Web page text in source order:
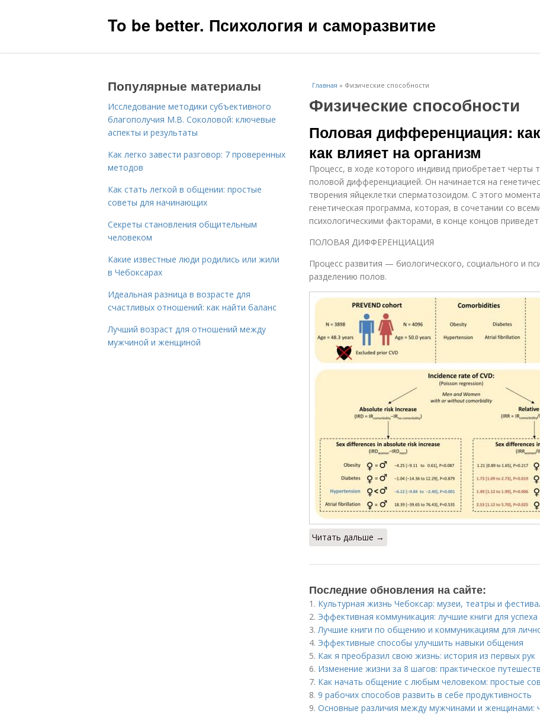
To be better. Психология и саморазвитие
Главная » Физические способности
Физические способности
Половая дифференциация:
как влияет на организм
Процесс, в ходе которого индивид приобретает черты
половой дифференциацией. Он начинается на
творения яйцеклетки сперматозоидом. С этого
генетическая программа, ко­торая, в сочетании со
психологическими факторами, в конце концов приведет
ПОЛОВАЯ ДИФФЕРЕНЦИАЦИЯ
Процесс развития — биологиче­ского, социального и
разде­лению полов.
Читать дальше →
Последние обновления на сайте:
1. Культурная жизнь Чебоксар: музеи, театры и
2. Эффективная коммуникация: лучшие книги для
3.Лучшие книги по общению и коммуникациям для
4. Эффективные способы улучшить навыки общения
5. Как я преобразил свою жизнь: история из первых рук
6. Изменение жизни за 8 шагов: практическое
7. Как начать общение с любым человеком: простые
8. 9 рабочих способов развить в себе продуктивность
9. Основные различия между мужчинами и женщинами:
Популярные материалы
Исследование методики субъективного
благополучия М.В. Соколовой: ключевые
аспекты и результаты
Как легко завести разговор: 7 проверенных
методов
Как стать легкой в общении: простые
советы для начинающих
Секреты становления общительным
человеком
Какие известные люди родились или жили
в Чебоксарах
Идеальная разница в возрасте для
счастливых отношений: как найти баланс
Лучший возраст для отношений между
мужчиной и женщиной